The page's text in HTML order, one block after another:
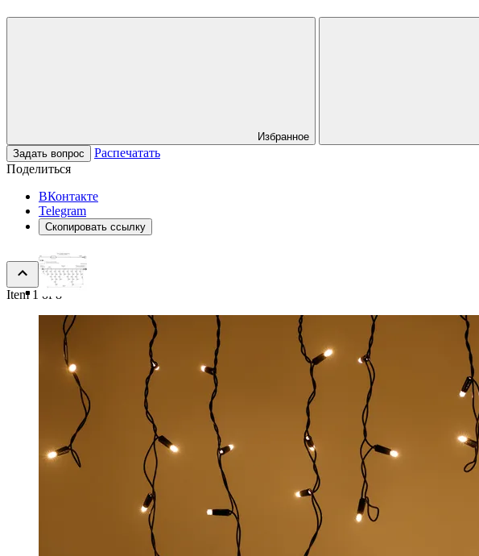
Избранное
Задать вопрос
Распечатать
Поделиться
ВКонтакте
Telegram
Скопировать ссылку
Item 1 of 8